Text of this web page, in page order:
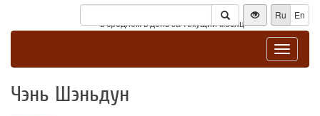
Посетители
* - в среднем в день за текущий месяц
Ru En
Toggle
Чэнь Шэньдун